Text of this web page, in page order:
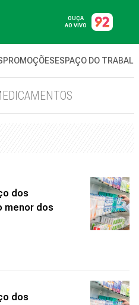
OUÇA
AO VIVO
PROMOÇÕESESPAÇO DO
dos
menor dos
dos